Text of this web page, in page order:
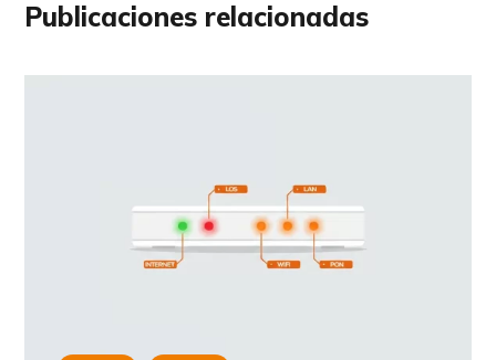
Publicaciones relacionadas